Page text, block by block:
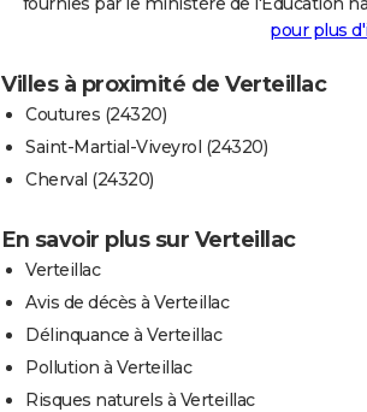
pour plus
Villes à proximité de Verteillac
Coutures (24320)
Saint-Martial-Viveyrol (24320)
Cherval (24320)
En savoir plus sur Verteillac
Verteillac
Avis de décès à Verteillac
Délinquance à Verteillac
Pollution à Verteillac
Risques naturels à Verteillac